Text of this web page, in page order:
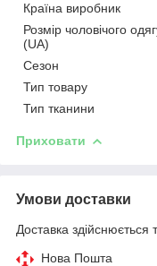
Країна виробник
Розмір чоловічого
(UA)
Сезон
Тип товару
Тип тканини
Приховати
Умови доставки
Доставка здійснюється
Нова Пошта